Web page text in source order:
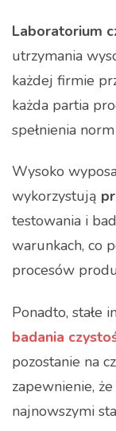
Laboratorium
utrzymania
każdej firmie
każda partia
spełnienia
Wysoko
wykorzystują
testowania i
warunkach, co
procesów
Ponadto, stałe
badania
pozostanie na
zapewnienie,
najnowszymi